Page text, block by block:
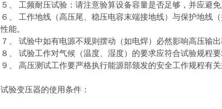
５、 工频耐压试验：请注意验算设备容量是否足够，并应避免
６、 工作地线（高压尾、稳压电容末端接地线）与保护地线
性能。
７、 试验中如有电源不规则摆动（如电焊）必然影响高压输
８、 试验工作对气候（温度、湿度）的要求应符合试验规程要
９、 高压测试工作要严格执行能源部颁发的安全工作规程有关
试验变压器的使用条件：